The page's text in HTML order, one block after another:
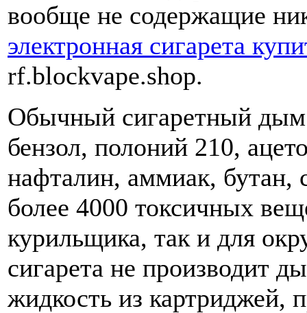
вообще не содержащие
электронная сигарета
rf.blockvape.shop.
Обычный сигаретный
бензол, полоний 210,
нафталин, аммиак, бутан,
более 4000 токсичных
курильщика, так и для
сигарета не производит
жидкость из картриджей,